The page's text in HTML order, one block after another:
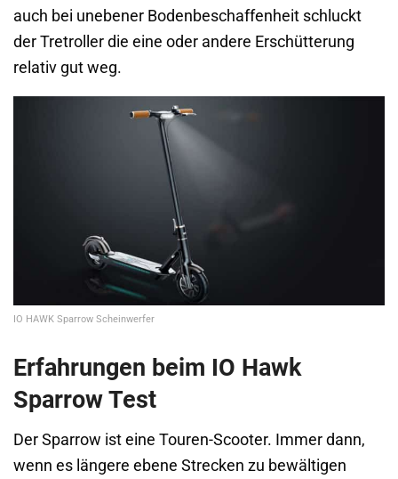
auch bei unebener Bodenbeschaffenheit schluckt
der Tretroller die eine oder andere Erschütterung
relativ gut weg.
IO HAWK Sparrow Scheinwerfer
Erfahrungen beim IO Hawk
Sparrow Test
Der Sparrow ist eine Touren-Scooter. Immer dann,
wenn es längere ebene Strecken zu bewältigen